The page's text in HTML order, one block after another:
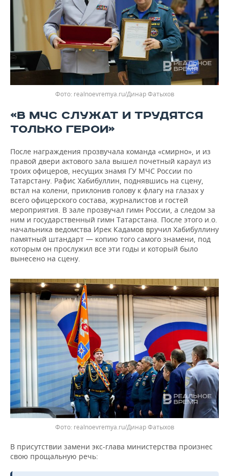
realnoevremya.ru/Динар Фатыхов
«В МЧС СЛУЖАТ И ТРУДЯТСЯ
ТОЛЬКО ГЕРОИ»
После награждения прозвучала команда «смирно», и из
правой двери актового зала вышел почетный караул из
троих офицеров, несущих знамя ГУ МЧС России по
Татарстану. Рафис Хабибуллин, поднявшись на сцену,
встал на колени, приклонив голову к флагу на глазах у
всего офицерского состава, журналистов и гостей
мероприятия. В зале прозвучал гимн России, а следом за
ним и государственный гимн Татарстана. После этого и.о.
начальника ведомства Ирек Кадамов вручил Хабибуллину
памятный штандарт — копию того самого знамени, под
которым он прослужил все эти годы и который было
вынесено на сцену.
realnoevremya.ru/Динар Фатыхов
В присутствии замени экс-глава министерства произнес
свою прощальную речь: